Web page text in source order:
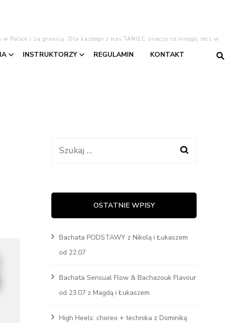
Polsce i za granicą. Dla każdego z nas TANIEC znaczy co innego, lecz w
Taniec towarzyski
INSTRUKTORZY
Lajla
Oliwia
Marcin
REGULAMIN KONTAKT
Szukaj:
OSTATNIE WPISY
Bachata PODSTAWY z Nikolą i Łukaszem
od 22.07
Bachata Sensual Flow & Bachazouk Flavour
od 23.07 z Magdą i Łukaszem
High Heels: choreo + technika z Dominiką